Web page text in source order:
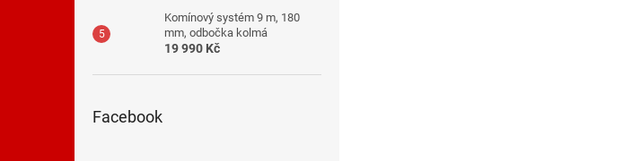
Komínový systém 9 m, 180
mm, odbočka kolmá
19 990 Kč
Facebook